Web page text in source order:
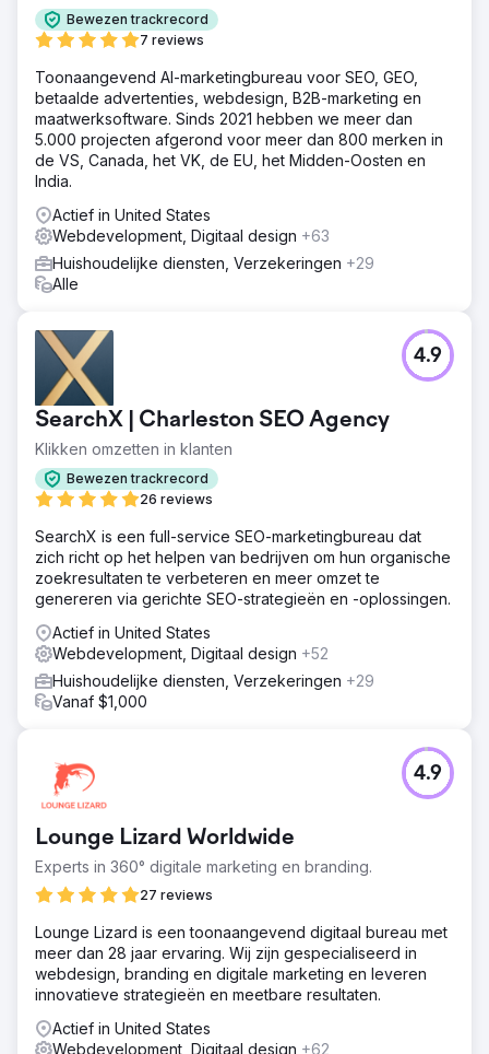
Oplossing
Een digitale transformatie geïmplementeerd met een
focus op het optimaliseren van de gebruikerservaring en
gerichte marketing. De website vernieuwd en data-
analyse gebruikt om campagnes te personaliseren, met
als doel het gebruikersbestand en de
conversiepercentages te verhogen.
Resultaat
Gebruikersbasis steeg met 108% tot 56K,
doelvoltooiingen stegen met 209% tot 2.945 en
conversiepercentage steeg met 46% tot 4,18%. Deze
strategische digitale verbeteringen gaven de
marktprestaties van het bedrijf een flinke boost.
Bewezen trackrecord
7 reviews
Toonaangevend AI-marketingbureau voor SEO, GEO,
betaalde advertenties, webdesign, B2B-marketing en
maatwerksoftware. Sinds 2021 hebben we meer dan
5.000 projecten afgerond voor meer dan 800 merken in
de VS, Canada, het VK, de EU, het Midden-Oosten en
India.
Actief in United States
Webdevelopment, Digitaal design +63
Huishoudelijke diensten, Verzekeringen +29
Alle
SearchX | Charleston SEO Agency
Klikken omzetten in klanten
Bewezen trackrecord
26 reviews
4.9
SearchX is een full-service SEO-marketingbureau dat
zich richt op het helpen van bedrijven om hun organische
zoekresultaten te verbeteren en meer omzet te
genereren via gerichte SEO-strategieën en -oplossingen.
Actief in United States
Webdevelopment, Digitaal design +52
Huishoudelijke diensten, Verzekeringen +29
Vanaf $1,000
Lounge Lizard Worldwide
Experts in 360° digitale marketing en branding.
27 reviews
4.9
Lounge Lizard is een toonaangevend digitaal bureau met
meer dan 28 jaar ervaring. Wij zijn gespecialiseerd in
webdesign, branding en digitale marketing en leveren
innovatieve strategieën en meetbare resultaten.
Actief in United States
Webdevelopment, Digitaal design +62